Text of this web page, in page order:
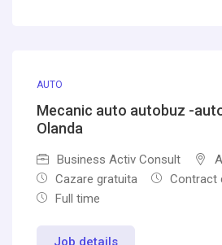
AUTO
Mecanic auto autobuz -
Olanda
Business Activ Consult
Cazare gratuita
Contract
Full time
Job details